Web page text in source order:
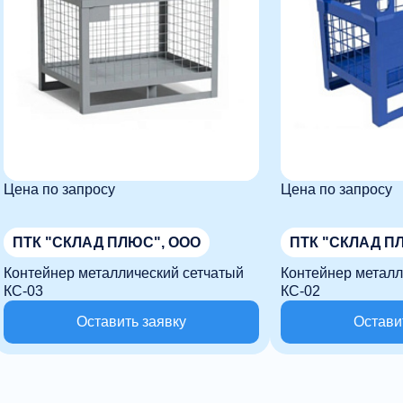
Цена по запросу
ПТК "СКЛАД ПЛЮС", ООО
Контейнер металлический сетчатый
КС-03
Оставить заявку
Цена по запросу
ПТК "СКЛАД
Контейнер
КС-02